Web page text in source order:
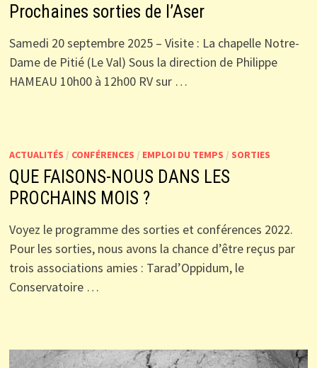
Prochaines sorties de l’Aser
Samedi 20 septembre 2025 – Visite : La chapelle Notre-
Dame de Pitié (Le Val) Sous la direction de Philippe
HAMEAU 10h00 à 12h00 RV sur …
ACTUALITÉS / CONFÉRENCES / EMPLOI DU TEMPS / SORTIES
QUE FAISONS-NOUS DANS LES
PROCHAINS MOIS ?
Voyez le programme des sorties et conférences 2022.
Pour les sorties, nous avons la chance d’être reçus par
trois associations amies : Tarad’Oppidum, le
Conservatoire …